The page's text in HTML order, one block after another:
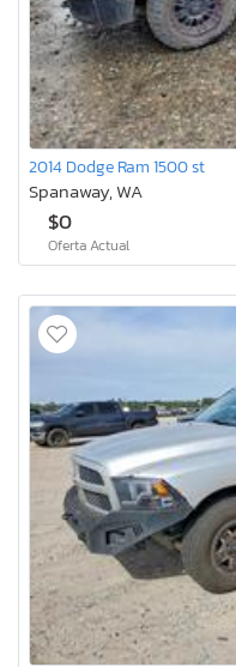
2014 Dodge Ram 1500 st
Spanaway, WA
$0
Oferta Actual